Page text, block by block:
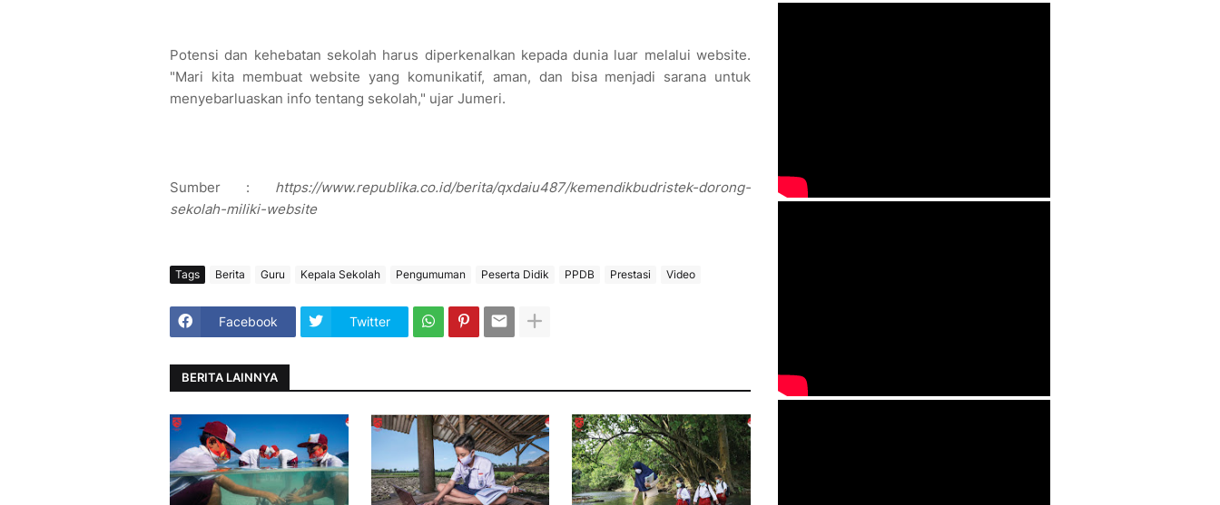
Potensi dan kehebatan sekolah harus diperkenalkan kepada dunia luar melalui website.
"Mari kita membuat website yang komunikatif, aman, dan bisa menjadi sarana untuk
menyebarluaskan info tentang sekolah," ujar Jumeri.
Sumber : https://www.republika.co.id/berita/qxdaiu487/kemendikbudristek-dorong-
sekolah-miliki-website
Tags Berita Guru Kepala Sekolah Pengumuman Peserta Didik PPDB Prestasi Video
Facebook Twitter
BERITA LAINNYA